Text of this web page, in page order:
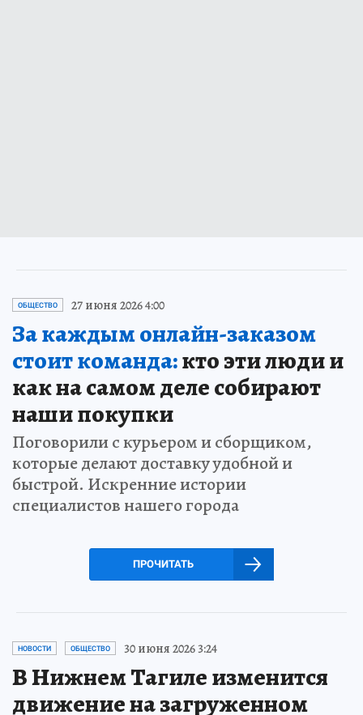
ОБЩЕСТВО 27 июня 2026 4:00
За каждым онлайн-заказом
стоит команда:кто эти люди и
как на самом деле собирают
наши покупки
Поговорили с курьером и сборщиком,
которые делают доставку удобной и
быстрой. Искренние истории
специалистов нашего города
ПРОЧИТАТЬ
НОВОСТИ ОБЩЕСТВО 30 июня 2026 3:24
В Нижнем Тагиле изменится
движение на загруженном